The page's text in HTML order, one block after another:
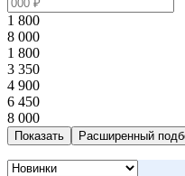
1 800
8 000
1 800
3 350
4 900
6 450
8 000
Расширенный